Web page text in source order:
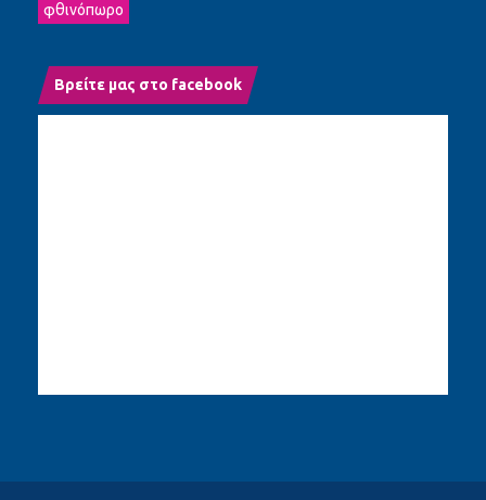
φθινόπωρο
Βρείτε μας στο facebook